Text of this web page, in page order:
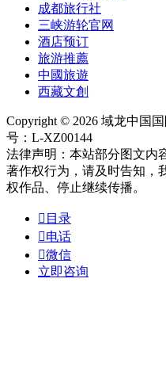
成都旅行社
三峡游轮官网
酒店预订
旅游推薦
中國旅遊
西藏文創
Copyright © 2026 域龙中国
号：L-XZ00144
法律声明：本站部分图文内
著作权行为，请及时告知，
权作品、停止继续传播。
 目录
电话
微信
立即咨询